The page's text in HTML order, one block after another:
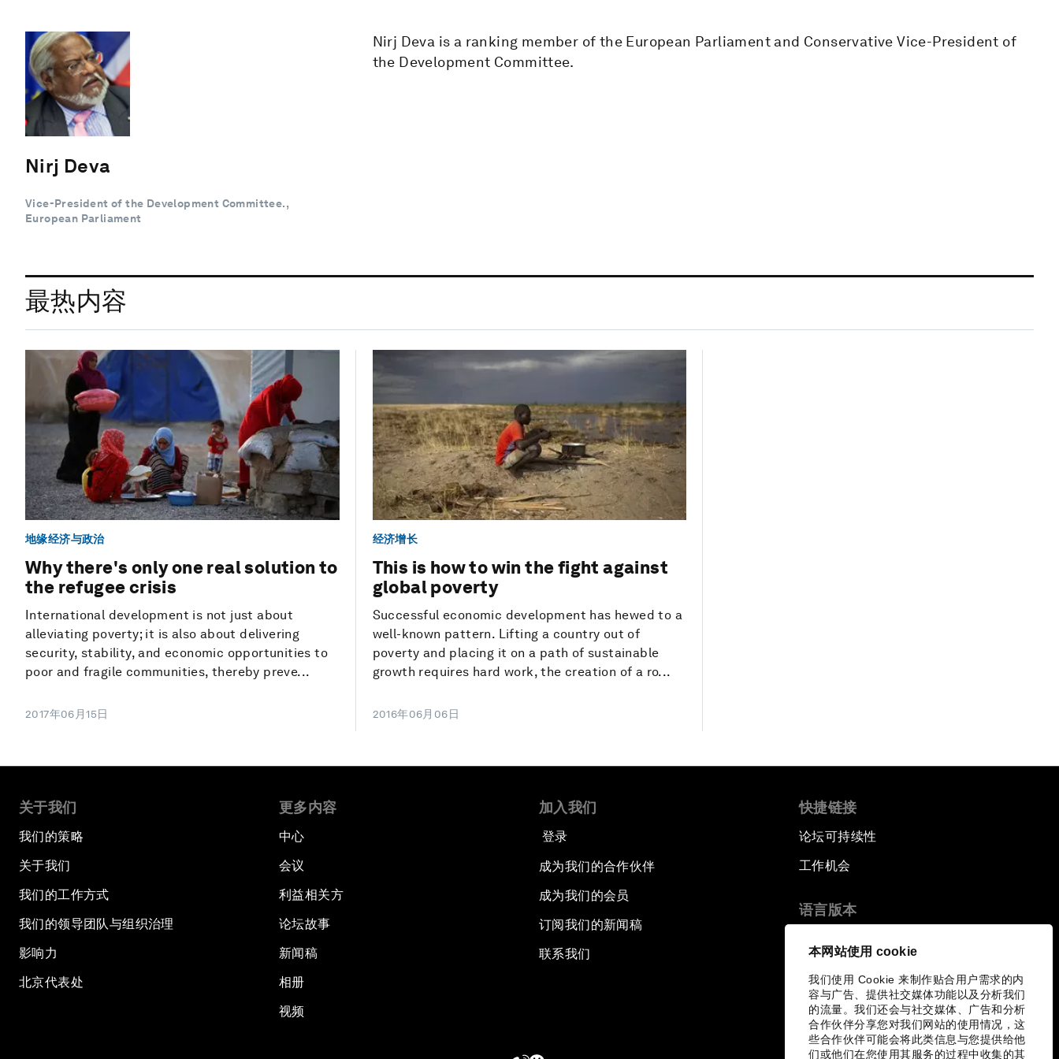
本网站使用 cookie
我们使用 Cookie 来制作贴合用户需求的内
容与广告、提供社交媒体功能以及分析我们
的流量。我们还会与社交媒体、广告和分析
合作伙伴分享您对我们网站的使用情况，这
些合作伙伴可能会将此类信息与您提供给他
们或他们在您使用其服务的过程中收集的其
Nirj Deva
Vice-President of the Development Committee.,
European Parliament
Nirj Deva is a ranking member of the European Parliament and Conservative Vice-President of
the Development Committee.
最热内容
地缘经济与政治
Why there's only one real solution to
the refugee crisis
International development is not just about
alleviating poverty; it is also about delivering
security, stability, and economic opportunities to
poor and fragile communities, thereby preve...
2017年06月15日
经济增长
This is how to win the fight against
global poverty
Successful economic development has hewed to a
well-known pattern. Lifting a country out of
poverty and placing it on a path of sustainable
growth requires hard work, the creation of a ro...
2016年06月06日
关于我们
我们的策略
关于我们
我们的工作方式
我们的领导团队与组织治理
影响力
北京代表处
更多内容
中心
会议
利益相关方
论坛故事
新闻稿
相册
视频
加入我们
登录
成为我们的合作伙伴
成为我们的会员
订阅我们的新闻稿
联系我们
快捷链接
论坛可持续性
工作机会
语言版本